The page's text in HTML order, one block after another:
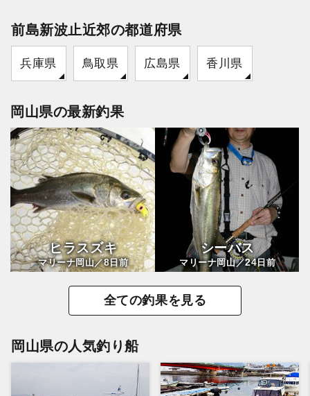
前島新波止近郊の都道府県
兵庫県 鳥取県 広島県 香川県
岡山県の最新釣果
ヒラスズキ
マリーナ岡山／8日前
シーバス
マリーナ岡山／24日前
全ての釣果を見る
岡山県の人気釣り船